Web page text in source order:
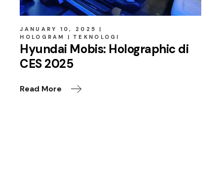
JANUARY 10, 2025
HOLOGRAM
TEKNOLOGI
Hyundai Mobis: Holographic di
CES 2025
Read More